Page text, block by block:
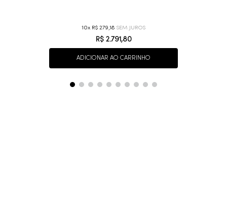
10 R$ 279,18
R$ 2.791 ,80
ADICIONAR AO CARRINHO